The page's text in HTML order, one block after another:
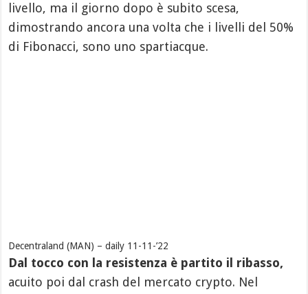
livello, ma il giorno dopo è subito scesa,
dimostrando ancora una volta che i livelli del 50%
di Fibonacci, sono uno spartiacque.
Decentraland (MAN) – daily 11-11-’22
Dal tocco con la resistenza è partito il ribasso,
acuito poi dal crash del mercato crypto. Nel